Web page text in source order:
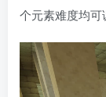
个元素难度均可